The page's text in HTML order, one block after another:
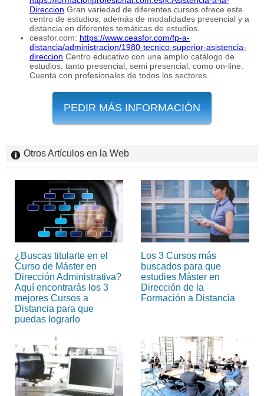
Direccion Gran variedad de diferentes cursos ofrece este
centro de estudios, además de modalidades presencial y a
distancia en diferentes temáticas de estudios.
ceasfor.com: https://www.ceasfor.com/fp-a-
distancia/administracion/1980-tecnico-superior-asistencia-
direccion Centro educativo con una amplio catálogo de
estudios, tanto presencial, semi presencial, como on-line.
Cuenta con profesionales de todos los sectores.
PEDIR MÁS INFORMACIÓN
Otros Artículos en la Web
¿Buscas titularte en el
Curso de Máster en
Dirección Administrativa?
Aquí encontrarás los 3
mejores Cursos a
Distancia para que
puedas lograrlo
Los 3 Cursos más
buscados para que
estudies Máster en
Dirección de la
Formación a Distancia